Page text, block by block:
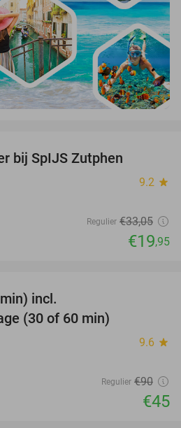
bij SpIJS Zutphen
9.2 star
Regulier €33,05
€19,95
incl.
(30 of 60 min)
9.6 star
Regulier €90
€45